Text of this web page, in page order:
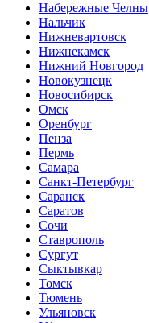
Набережные Челны
Нальчик
Нижневартовск
Нижнекамск
Нижний Новгород
Новокузнецк
Новосибирск
Омск
Оренбург
Пенза
Пермь
Самара
Санкт-Петербург
Саранск
Саратов
Сочи
Ставрополь
Сургут
Сыктывкар
Томск
Тюмень
Ульяновск